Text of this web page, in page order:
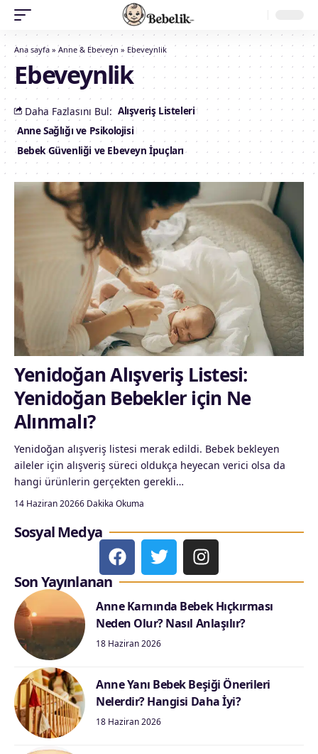
Ana sayfa »Anne & Ebeveyn » Ebeveynlik
Ebeveynlik
Daha Fazlasını Bul: Alışveriş Listeleri
Anne Sağlığı ve Psikolojisi
Bebek Güvenliği ve Ebeveyn İpuçları
Yenidoğan Alışveriş Listesi:
Yenidoğan Bebekler için Ne
Alınmalı?
Yenidoğan alışveriş listesi merak edildi. Bebek bekleyen
aileler için alışveriş süreci oldukça heyecan verici olsa da
hangi ürünlerin gerçekten gerekli…
14 Haziran 20266 Dakika Okuma
Sosyal Medya
Son Yayınlanan
Anne Karnında Bebek Hıçkırması
Neden Olur? Nasıl Anlaşılır?
18 Haziran 2026
Anne Yanı Bebek Beşiği Önerileri
Nelerdir? Hangisi Daha İyi?
18 Haziran 2026